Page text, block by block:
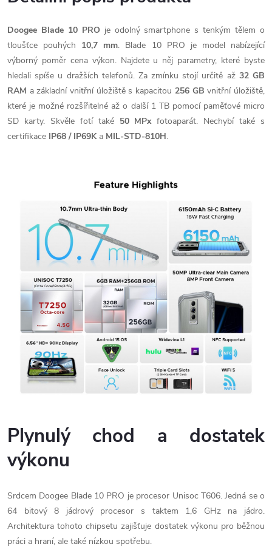
Doogee Blade 10 PRO je odolný smartphone s tenkým tělem o
tloušťce pouhých 10,7 mm. Blade 10 PRO je model nabízející
výborný poměr cena výkon. Najdete u něj parametry, které byste
hledali spíše u dražších telefonů. Za zmínku stojí určitě až 32 GB
RAM a základní vnitřní úložiště s kapacitou 256 GB vnitřní úložiště,
které je možné rozšířitelné až o další 1 TB pomocí paměťové micro
SD karty. Skvěle fotí také 50 MPxfotoaparát. Nechybí také s
certifikace IP68 / IP69Ka MIL-STD-810H.
Plynulý chod a dostatek
výkonu
Srdcem Doogee Blade 10 PRO je procesor Unisoc T606. Jedná se o
64 bitový 8 jádrový procesor s taktem 1,6 GHz na jádro.
Architektura tohoto chipsetu zajišťuje dostatek výkonu pro běžnou
práci a hraní, ale také nízkou spotřebu.